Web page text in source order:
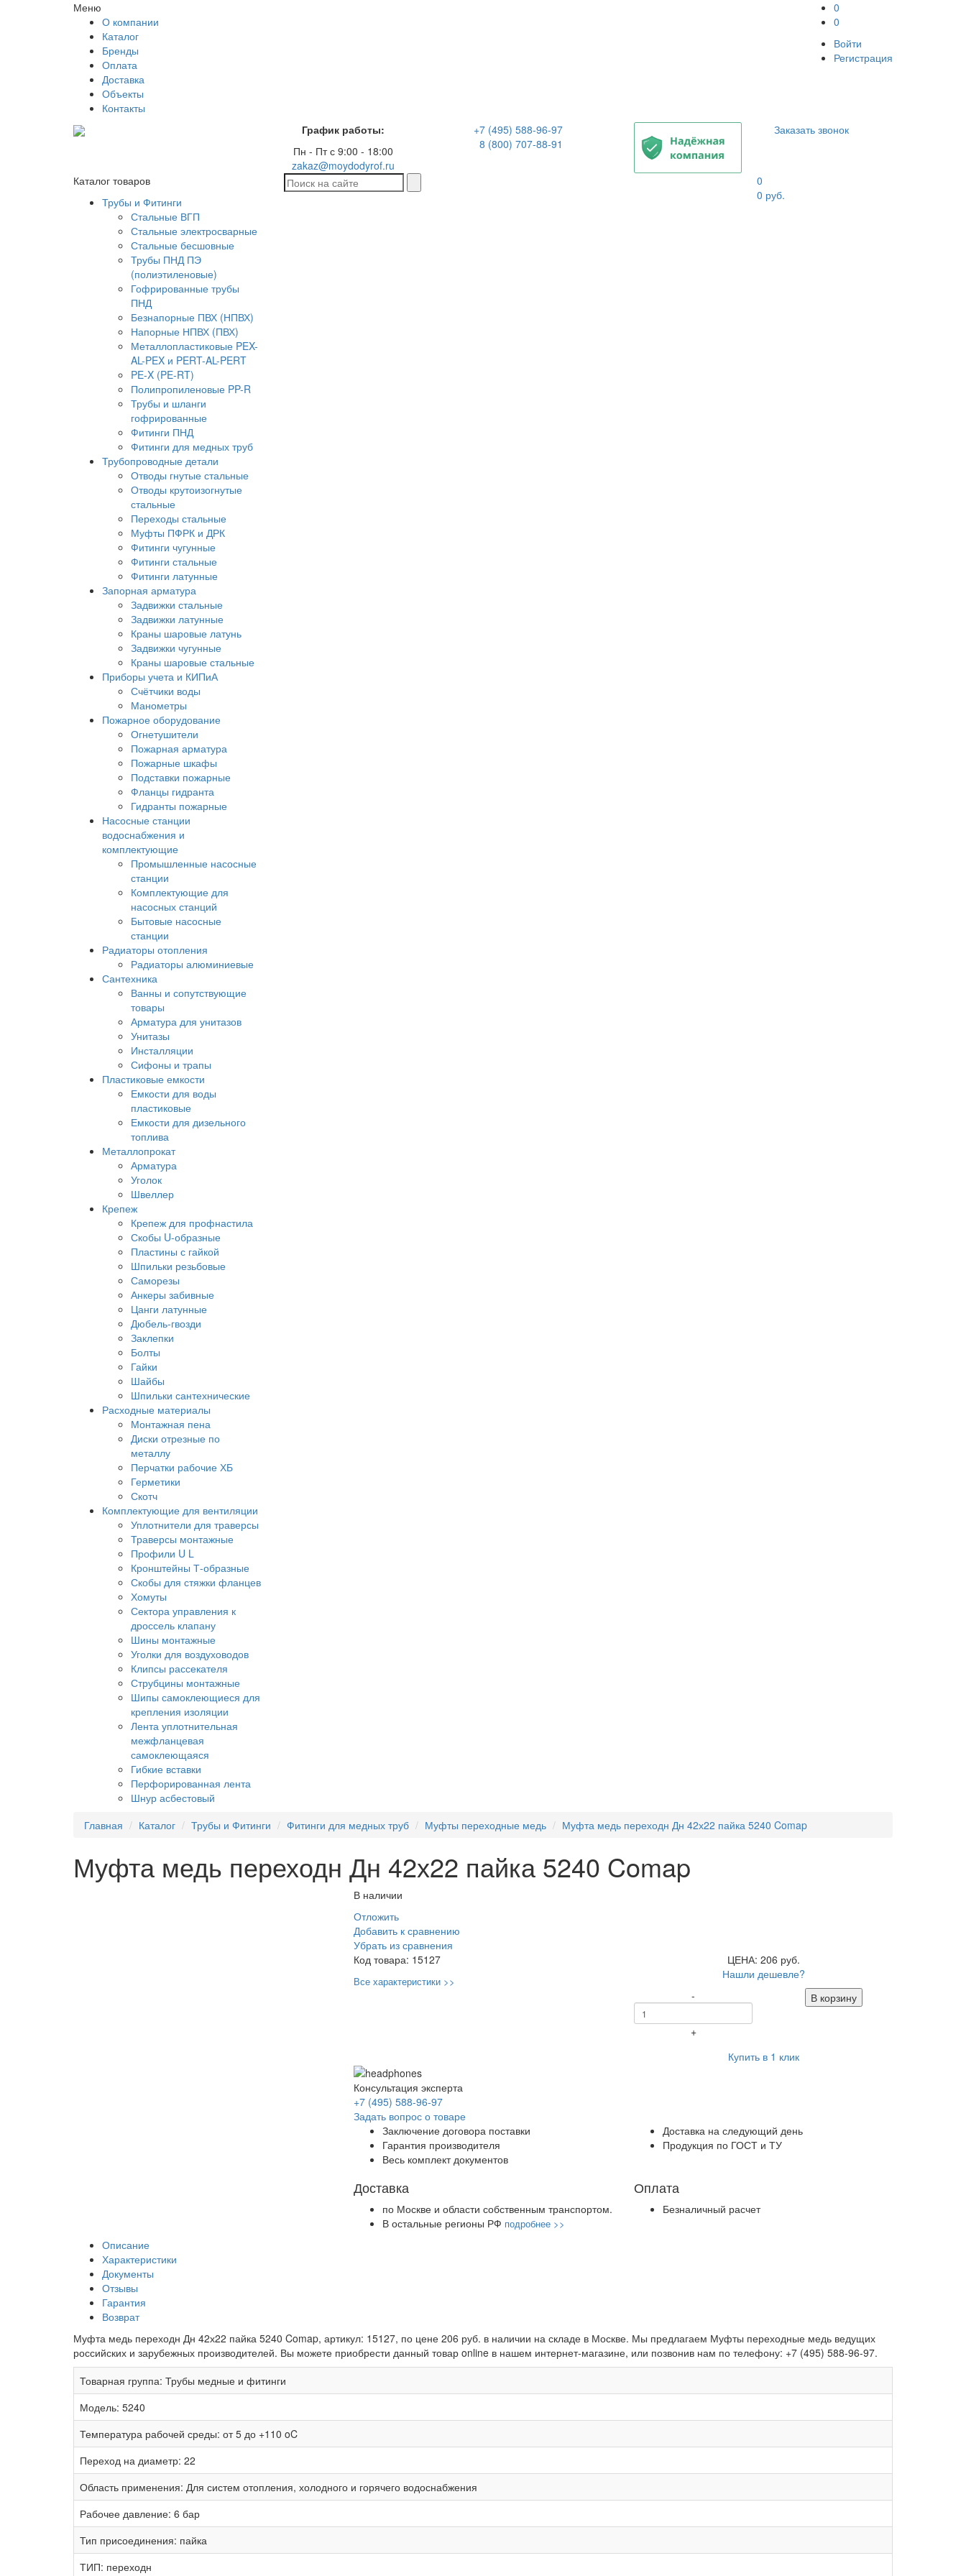
Меню
О компании
Каталог
Бренды
Оплата
Доставка
Объекты
Контакты
0
0
Войти
Регистрация
График работы:
Пн - Пт с 9:00 - 18:00
zakaz@moydodyrof.ru
+7 (495) 588-96-97
8 (800) 707-88-91
Заказать звонок
Каталог товаров
Трубы и Фитинги
Стальные ВГП
Стальные электросварные
Стальные бесшовные
Трубы ПНД ПЭ
(полиэтиленовые)
Гофрированные трубы
ПНД
Безнапорные ПВХ (НПВХ)
Напорные НПВХ (ПВХ)
Металлопластиковые PEX-
AL-PEX и PERT-AL-PERT
PE-X (PE-RT)
Полипропиленовые PP-R
Трубы и шланги
гофрированные
Фитинги ПНД
Фитинги для медных труб
Трубопроводные детали
Отводы гнутые стальные
Отводы крутоизогнутые
стальные
Переходы стальные
Муфты ПФРК и ДРК
Фитинги чугунные
Фитинги стальные
Фитинги латунные
Запорная арматура
Задвижки стальные
Задвижки латунные
Краны шаровые латунь
Задвижки чугунные
Краны шаровые стальные
Приборы учета и КИПиА
Счётчики воды
Манометры
Пожарное оборудование
Огнетушители
Пожарная арматура
Пожарные шкафы
Подставки пожарные
Фланцы гидранта
Гидранты пожарные
Насосные станции
водоснабжения и
комплектующие
Промышленные насосные
станции
Комплектующие для
насосных станций
Бытовые насосные
станции
Радиаторы отопления
Радиаторы алюминиевые
Сантехника
Ванны и сопутствующие
товары
Арматура для унитазов
Унитазы
Инсталляции
Сифоны и трапы
Пластиковые емкости
Емкости для воды
пластиковые
Емкости для дизельного
топлива
Металлопрокат
Арматура
Уголок
Швеллер
Крепеж
Крепеж для профнастила
Скобы U-образные
Пластины с гайкой
Шпильки резьбовые
Саморезы
Анкеры забивные
Цанги латунные
Дюбель-гвозди
Заклепки
Болты
Гайки
Шайбы
Шпильки сантехнические
Расходные материалы
Монтажная пена
Диски отрезные по
металлу
Перчатки рабочие ХБ
Герметики
Скотч
Комплектующие для вентиляции
Уплотнители для траверсы
Траверсы монтажные
Профили U L
Кронштейны Т-образные
Скобы для стяжки фланцев
Хомуты
Сектора управления к
дроссель клапану
Шины монтажные
Уголки для воздуховодов
Клипсы рассекателя
Струбцины монтажные
Шипы самоклеющиеся для
крепления изоляции
Лента уплотнительная
межфланцевая
самоклеющаяся
Гибкие вставки
Перфорированная лента
Шнур асбестовый
0
0 руб.
Главная Каталог Трубы и Фитинги Фитинги для медных труб Муфты переходные медь Муфта медь переходн Дн 42х22 пайка 5240 Comap
Муфта медь переходн Дн 42х22 пайка 5240 Comap
В наличии
Отложить
Добавить к сравнению
Убрать из сравнения
Код товара: 15127
Все характеристики >>
ЦЕНА: 206 руб.
Нашли дешевле?
-
+
В корзину
Купить в 1 клик
Консультация эксперта
+7 (495) 588-96-97
Задать вопрос о товаре
Заключение договора поставки
Гарантия производителя
Весь комплект документов
Доставка на следующий день
Продукция по ГОСТ и ТУ
Доставка
по Москве и области собственным транспортом.
В остальные регионы РФ подробнее >>
Оплата
Безналичный расчет
Описание
Характеристики
Документы
Отзывы
Гарантия
Возврат
Муфта медь переходн Дн 42х22 пайка 5240 Comap, артикул: 15127, по цене 206 руб. в наличии на складе в Москве. Мы предлагаем Муфты переходные медь ведущих
российских и зарубежных производителей. Вы можете приобрести данный товар online в нашем интернет-магазине, или позвонив нам по телефону: +7 (495) 588-96-97.
Товарная группа: Трубы медные и фитинги
Модель: 5240
Температура рабочей среды: от 5 до +110 oC
Переход на диаметр: 22
Область применения: Для систем отопления, холодного и горячего водоснабжения
Рабочее давление: 6 бар
Тип присоединения: пайка
ТИП: переходн